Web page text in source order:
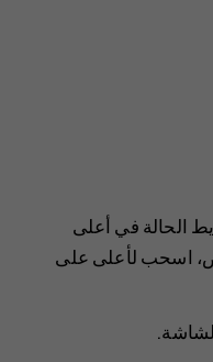
الحالة في أعلى
اسحب لأعلى على